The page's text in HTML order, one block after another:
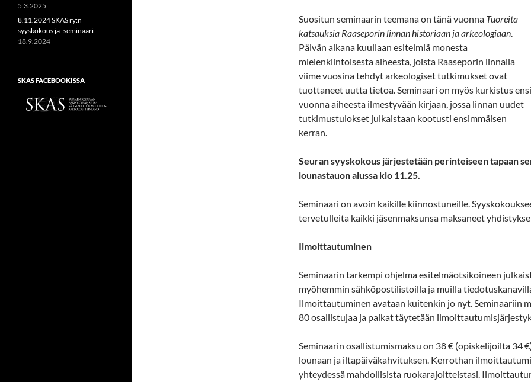
Suositun seminaarin teemana on tänä vuonna Tuoreita
katsauksia Raaseporin linnan historiaan ja arkeologiaan.
Päivän aikana kuullaan esitelmiä monesta
mielenkiintoisesta aiheesta, joista Raaseporin linnalla
viime vuosina tehdyt arkeologiset tutkimukset ovat
tuottaneet uutta tietoa. Seminaari on myös kurkistus ensi
vuonna aiheesta ilmestyvään kirjaan, jossa linnan uudet
tutkimustulokset julkaistaan kootusti ensimmäisen
kerran.
Seuran syyskokous järjestetään perinteiseen tapaan
lounastauon alussa klo 11.25.
Seminaari on avoin kaikille kiinnostuneille.
tervetulleita kaikki jäsenmaksunsa maksaneet
Ilmoittautuminen
Seminaarin tarkempi ohjelma esitelmäotsikoineen
myöhemmin sähköpostilistoilla ja muilla
Ilmoittautuminen avataan kuitenkin jo nyt. Seminaariin
80 osallistujaa ja paikat täytetään
Seminaarin osallistumismaksu on 38 € (opiskelijoilta 34
lounaan ja iltapäiväkahvituksen. Kerrothan
yhteydessä mahdollisista ruokarajoitteistasi.
5.3.2025
8.11.2024 SKAS ry:n
syyskokous ja -seminaari
18.9.2024
SKAS FACEBOOKISSA